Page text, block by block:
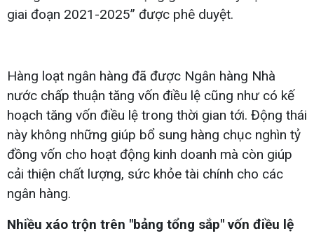
giai đoạn 2021-2025” được phê duyệt.
Hàng loạt ngân hàng đã được Ngân hàng Nhà
nước chấp thuận tăng vốn điều lệ cũng như có kế
hoạch tăng vốn điều lệ trong thời gian tới. Động thái
này không những giúp bổ sung hàng chục nghìn tỷ
đồng vốn cho hoạt động kinh doanh mà còn giúp
cải thiện chất lượng, sức khỏe tài chính cho các
ngân hàng.
Nhiều xáo trộn trên "bảng tổng sắp" vốn điều lệ